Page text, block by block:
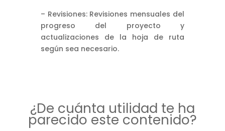
– Revisiones: Revisiones mensuales del
progreso del proyecto y
actualizaciones de la hoja de ruta
según sea necesario.
¿De cuánta utilidad te ha
parecido este contenido?